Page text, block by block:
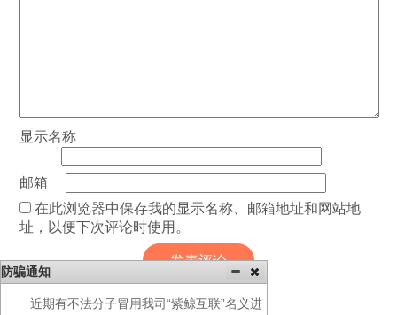
显示名称
邮箱
在此浏览器中保存我的显示名称、邮箱地址和网站地
址，以便下次评论时使用。
防骗通知
近期有不法分子冒用我司“紫鲸互联”名义进